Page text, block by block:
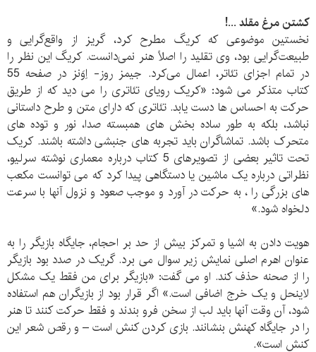
کشتن مرغ مقلد ...!
نخستین موضوعی‌ که‌ کریگ‌ مطرح‌ کرد، گریز از واقع‌گرایی‌ و
طبیعت‌گرایی‌ بود، وی تقلید را اصلاً‌ هنر نمی‌دانست. کریگ‌ این‌ نظر را
در تمام‌ اجزای‌ تئاتر، اعمال‌ می‌کرد. جیمز روز- اِوَنز در صفحه 55
کتاب متذکر می شود: «کریک رویای تئاتری را می دید که از طریق
حرکت به احساس ها دست یابد. تئاتری که دارای متن و طرح داستانی
نباشد، بلکه به طور ساده بخش های همبسته صدا، نور و توده های
متحرک باشد. تماشاگران باید تجربه های جنبشی داشته باشند. کریک
تحت تاثیر بعضی از تصویرهای 5 کتاب درباره معماری نوشته سرلیو،
نظراتی درباره یک ماشین یا دستگاهی پیدا کرد که می توانست مکعب
های بزرگی را ، به حرکت در آورد و موجب صعود و نزول آنها با سرعت
دلخواه شود.»
هویت دادن به اشیا و تمرکز بیش از حد بر احجام، جایگاه بازیگر را به
عنوان اهرم اصلی نمایش زیر سوال می برد. گریک در صدد بود بازیگر
را از صحنه حذف کند. او می گفت: «بازیگر برای من فقط یک مشکل
لاینحل و یک خرج اضافی است.» اگر قرار بود از بازیگران هم استفاده
شود، آن وقت آنها باید لب از سخن فرو بندند و فقط حرکت کنند تا هنر
را در جایگاه کهنش بنشانند. بازی کردن کنش است – و رقص شعر این
کنش است».